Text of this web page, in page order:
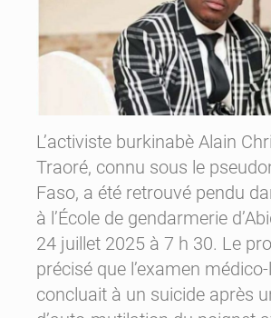
L’activiste burkinabè Alain
Traoré, connu sous le
Faso, a été retrouvé pendu
à l’École de gendarmerie
24 juillet 2025 à 7 h 30. Le
précisé que l’examen
concluait à un suicide après